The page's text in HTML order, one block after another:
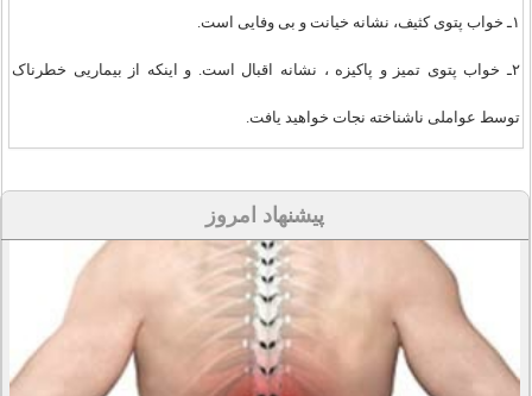
۱ـ خواب پتوی کثیف، نشانه خیانت و بی وفایی است.
۲ـ خواب پتوی تمیز و پاکیزه ، نشانه اقبال است. و اینکه از بیماریی خطرناک
توسط عواملی ناشناخته نجات خواهید یافت.
پیشنهاد امروز